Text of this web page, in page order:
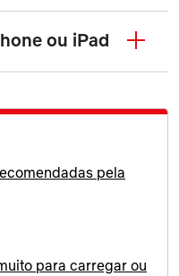
ou iPad
pela
para carregar ou